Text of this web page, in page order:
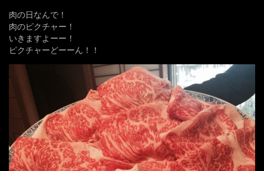
肉の日なんで！
肉のピクチャー！
いきますよーー！
ピクチャーどーーん！！